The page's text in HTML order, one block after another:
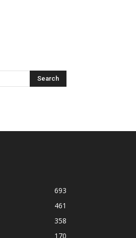
693
461
358
170